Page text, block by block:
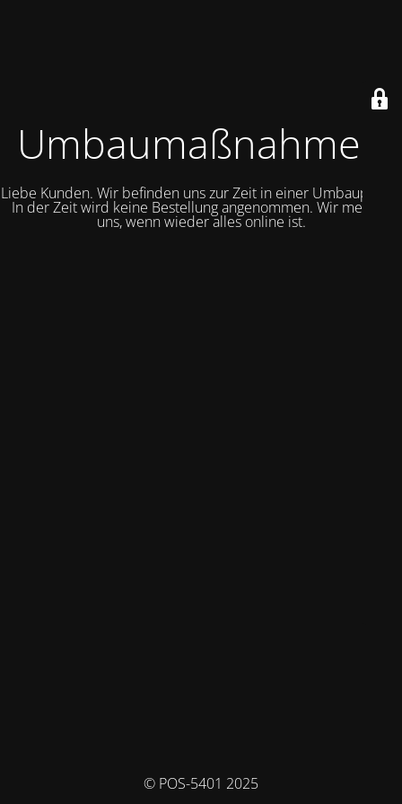
Umbaumaßnahmen
Liebe Kunden. Wir befinden uns zur Zeit in einer Umbauphase.
In der Zeit wird keine Bestellung angenommen. Wir melden
uns, wenn wieder alles online ist.
© POS-5401 2025